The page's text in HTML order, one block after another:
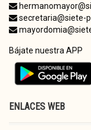
secretaria@siete-
Bájate nuestra APP
ENLACES WEB